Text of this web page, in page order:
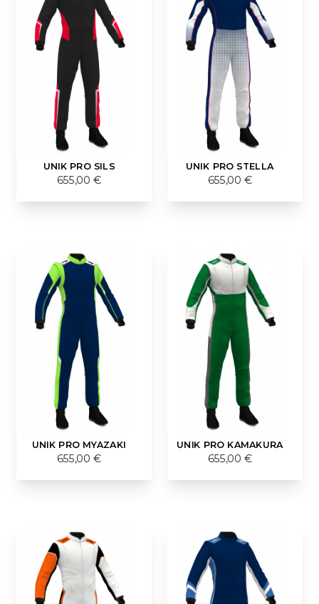
UNIK PRO SILS
655,00 €
UNIK PRO STELLA
655,00 €
UNIK PRO MYAZAKI
655,00 €
UNIK PRO KAMAKURA
655,00 €